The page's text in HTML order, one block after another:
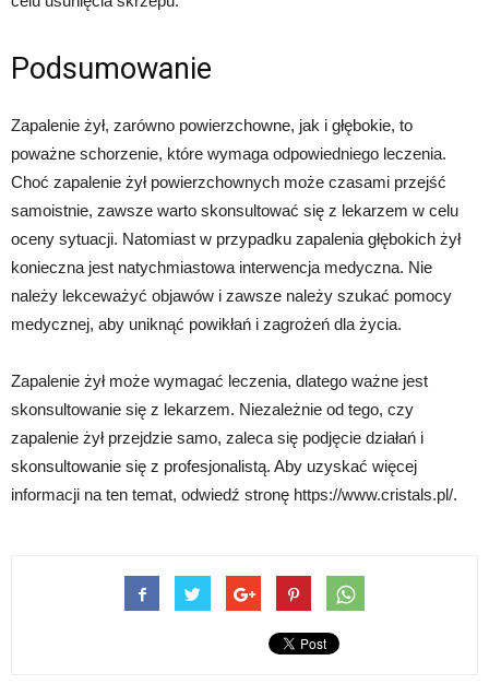
Podsumowanie
Zapalenie żył, zarówno powierzchowne, jak i głębokie, to
poważne schorzenie, które wymaga odpowiedniego leczenia.
Choć zapalenie żył powierzchownych może czasami przejść
samoistnie, zawsze warto skonsultować się z lekarzem w celu
oceny sytuacji. Natomiast w przypadku zapalenia głębokich żył
konieczna jest natychmiastowa interwencja medyczna. Nie
należy lekceważyć objawów i zawsze należy szukać pomocy
medycznej, aby uniknąć powikłań i zagrożeń dla życia.
Zapalenie żył może wymagać leczenia, dlatego ważne jest
skonsultowanie się z lekarzem. Niezależnie od tego, czy
zapalenie żył przejdzie samo, zaleca się podjęcie działań i
skonsultowanie się z profesjonalistą. Aby uzyskać więcej
informacji na ten temat, odwiedź stronę https://www.cristals.pl/.